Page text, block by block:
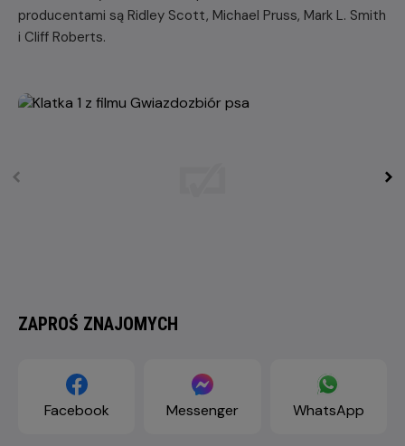
producentami są Ridley Scott, Michael Pruss, Mark L. Smith
i Cliff Roberts.
ZAPROŚ ZNAJOMYCH
Facebook Messenger WhatsApp